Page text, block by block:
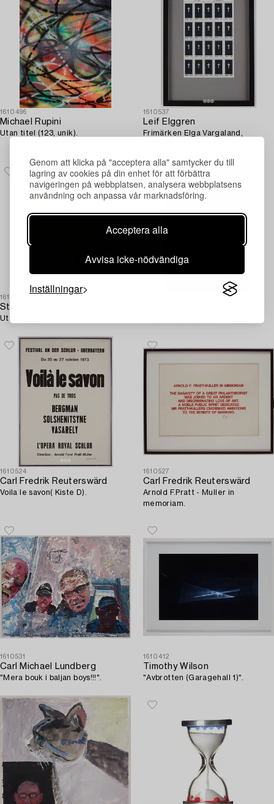
Genom att klicka på "acceptera alla" samtycker du till
lagring av cookies på din enhet för att förbättra
navigeringen på webbplatsen, analysera webbplatsens
användning och anpassa vår marknadsföring.
Acceptera alla
Avvisa icke-nödvändiga
Inställningar
1610496
Michael Rupini
Utan titel (123, unik).
1610537
Leif Elggren
Frimärken Elga Vargaland,
1610538
Sten Hanson
Utan titel.
1610524
Carl Fredrik Reuterswärd
Voila le savon( Kiste D).
1610527
Carl Fredrik Reuterswärd
Arnold F.Pratt - Muller in
memoriam.
1610531
Carl Michael Lundberg
"Mera bouk i baljan boys!!!".
1610412
Timothy Wilson
"Avbrotten (Garagehall 1)".